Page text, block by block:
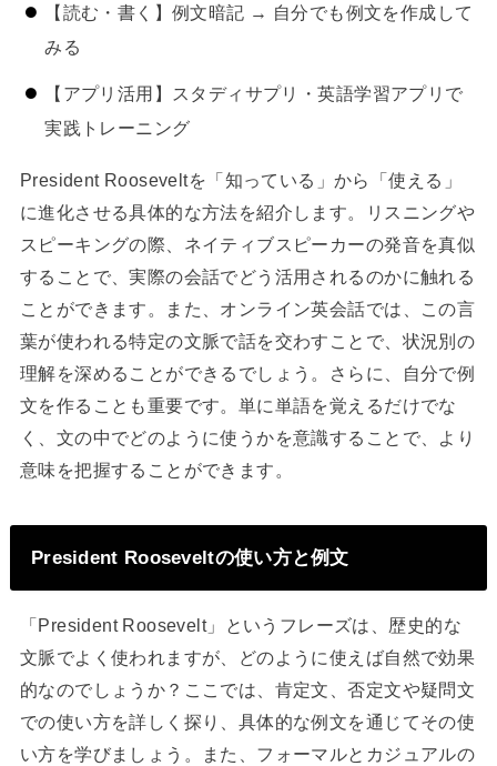
【読む・書く】例文暗記 → 自分でも例文を作成して
みる
【アプリ活用】スタディサプリ・英語学習アプリで
実践トレーニング
President Rooseveltを「知っている」から「使える」
に進化させる具体的な方法を紹介します。リスニングや
スピーキングの際、ネイティブスピーカーの発音を真似
することで、実際の会話でどう活用されるのかに触れる
ことができます。また、オンライン英会話では、この言
葉が使われる特定の文脈で話を交わすことで、状況別の
理解を深めることができるでしょう。さらに、自分で例
文を作ることも重要です。単に単語を覚えるだけでな
く、文の中でどのように使うかを意識することで、より
意味を把握することができます。
President Rooseveltの使い方と例文
「President Roosevelt」というフレーズは、歴史的な
文脈でよく使われますが、どのように使えば自然で効果
的なのでしょうか？ここでは、肯定文、否定文や疑問文
での使い方を詳しく探り、具体的な例文を通じてその使
い方を学びましょう。また、フォーマルとカジュアルの